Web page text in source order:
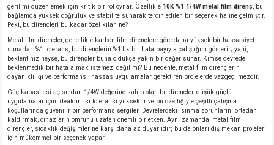
gerilimi düzenlemek için kritik bir rol oynar. Özellikle 10K %1 1/4W metal film direnç , bu
bağlamda yüksek doğruluk ve stabilite sunarak tercih edilen bir seçenek haline gelmiştir.
Peki, bu dirençleri bu kadar özel kılan ne?
Metal film dirençler, genellikle karbon film dirençlere göre daha yüksek bir hassasiyet
sunarlar. %1 tolerans, bu dirençlerin %1’lik bir hata payıyla çalıştığını gösterir; yani,
beklentiniz neyse, bu dirençler buna oldukça yakın bir değer sunar. Kimse devrede
beklenmedik bir hata almak istemez, değil mi? Bu nedenle, metal film dirençlerin
dayanıklılığı ve performansı, hassas uygulamalar gerektiren projelerde vazgeçilmezdir.
Güç kapasitesi açısından 1/4W değerine sahip olan bu dirençler, düşük güçlü
uygulamalar için idealdir. Isı toleransı yüksektir ve bu özelliğiyle çeşitli çalışma
koşullarında güvenilir bir performans sergiler. Devrelerdeki ısınma sorunlarını ortadan
kaldırmak, cihazların ömrünü uzatan önemli bir etken. Aynı zamanda, metal film
dirençler, sıcaklık değişimlerine karşı daha az duyarlıdır; bu da onları dış mekan projeleri
için mükemmel bir seçenek yapar.